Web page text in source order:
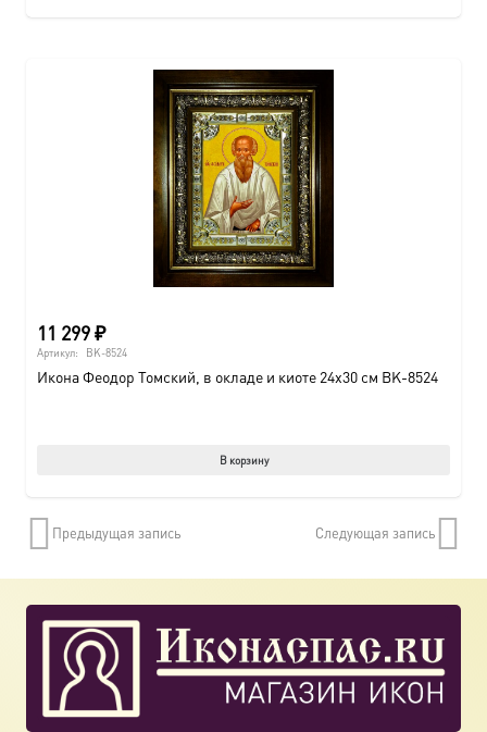
11 299₽
Артикул: BK-8524
Икона Феодор Томский, в окладе и киоте 24х30 см BK-8524
В корзину
Предыдущая запись Следующая запись